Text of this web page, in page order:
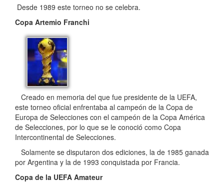
Desde 1989 este torneo no se celebra.
Copa Artemio Franchi
Creado en memoria del que fue presidente de la UEFA,
este torneo oficial enfrentaba al campeón de la Copa de
Europa de Selecciones con el campeón de la Copa América
de Selecciones, por lo que se le conoció como Copa
Intercontinental de Selecciones.
Solamente se disputaron dos ediciones, la de 1985 ganada
por Argentina y la de 1993 conquistada por Francia.
Copa de la UEFA Amateur